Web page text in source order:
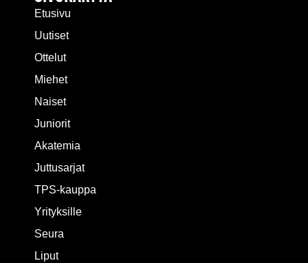
Etusivu
Uutiset
Ottelut
Miehet
Naiset
Juniorit
Akatemia
Juttusarjat
TPS-kauppa
Yrityksille
Seura
Liput